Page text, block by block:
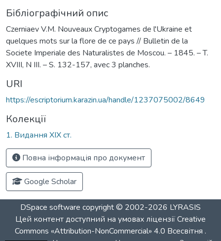
Бібліографічний опис
Czerniaev V.M. Nouveaux Cryptogames de l'Ukraine et
quelques mots sur la flore de ce pays // Bulletin de la
Societe Imperiale des Naturalistes de Moscou. – 1845. – T.
XVIII, N III. – S. 132-157, avec 3 planches.
URI
https://escriptorium.karazin.ua/handle/1237075002/8649
Колекції
1. Видання ХІХ ст.
Повна інформація про документ
Google Scholar
DSpace software copyright © 2002-2026 LYRASIS
Цей контент доступний на умовах ліцензіїCreative
Commons «Attribution-NonCommercial» 4.0 Всесвітня .